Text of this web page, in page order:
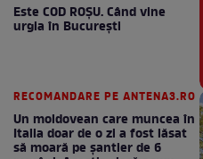
Este COD ROŞU. Când vine
urgia în Bucureşti
RECOMANDARE PE ANTENA3.RO
Un moldovean care muncea în
Italia doar de o zi a fost lăsat
să moară pe şantier de 6